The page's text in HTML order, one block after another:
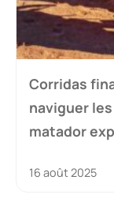
Corridas
naviguer
matador
16 août 2025